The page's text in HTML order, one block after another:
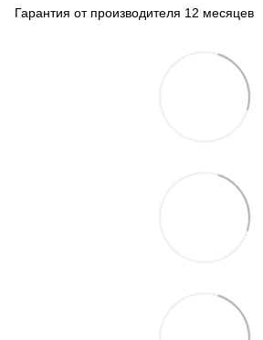
Гарантия от производителя 12 месяцев